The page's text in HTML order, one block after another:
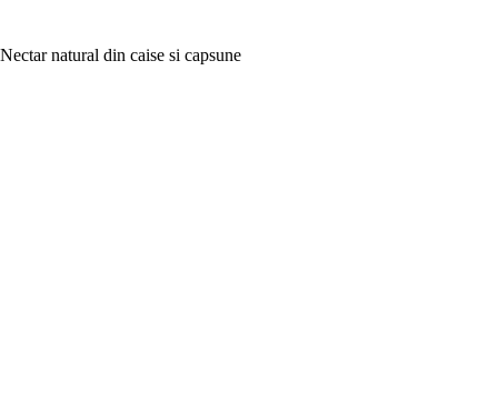
Nectar natural din caise si capsune